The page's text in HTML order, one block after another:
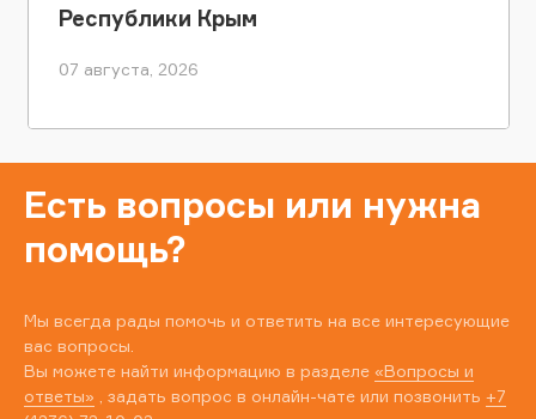
Республики Крым
07 августа, 2026
Есть вопросы или нужна
помощь?
Мы всегда рады помочь и ответить на все интересующие
вас вопросы.
Вы можете найти информацию в разделе «Вопросы и
ответы» , задать вопрос в онлайн-чате или позвонить +7